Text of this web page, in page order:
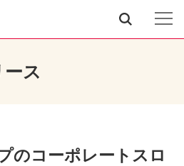
ス
のコーポレートスロ